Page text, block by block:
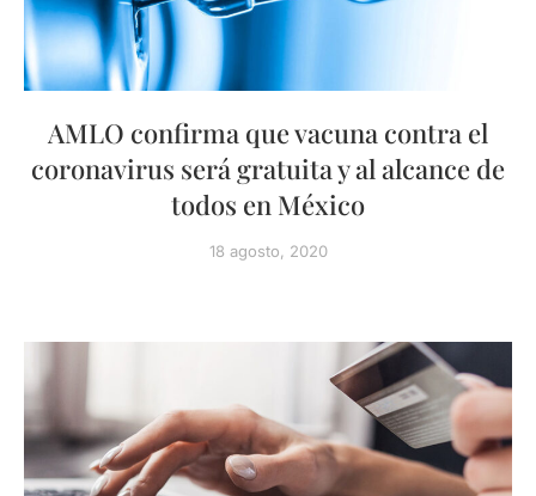
AMLO confirma que vacuna contra el
coronavirus será gratuita y al alcance de
todos en México
18 agosto, 2020